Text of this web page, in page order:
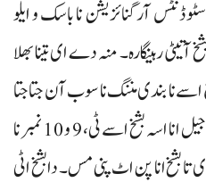
آرگنائزیشن نا باسک و ایلو
رہینگارہ۔ منہ دے ای تینا بھلا
اسے نا بندی مننگ نا سوب آن جتا جتا
جاگہ غاتیا بندی سیاسی راہشون تے جیل انا اسہ بشخ اسے ٹی، 9 و 10 نمبر نا
تا بشخ انا پن اٹ پنی مس۔ دا بشخ اٹی